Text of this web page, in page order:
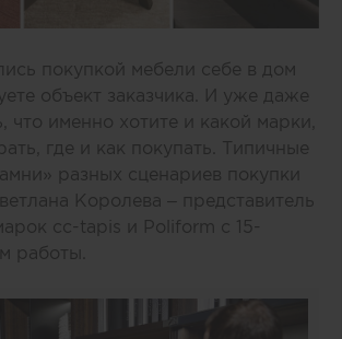
покупкой мебели себе в дом
объект заказчика. И уже даже
что именно хотите и какой марки,
где и как покупать. Типичные
разных сценариев покупки
Королева – представитель
cc-tapis и Poliform c 15-
работы.